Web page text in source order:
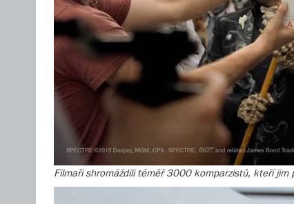
Filmaři shromáždili téměř 3000 komparzistů, kteří jim